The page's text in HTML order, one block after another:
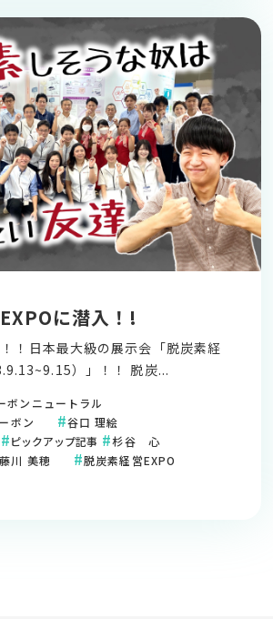
に潜入！!
！日本最大級の展示会「脱炭素経
）」！！ 脱炭...
ボンニュートラル
ボン
谷口 理絵
ピックアップ記事
杉谷 心
藤川 美穂 脱炭素経営EXPO